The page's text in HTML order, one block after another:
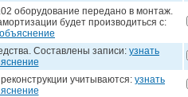
оборудование передано в монтаж.
будет производиться с:
Составлены записи: узнать
учитываются: узнать